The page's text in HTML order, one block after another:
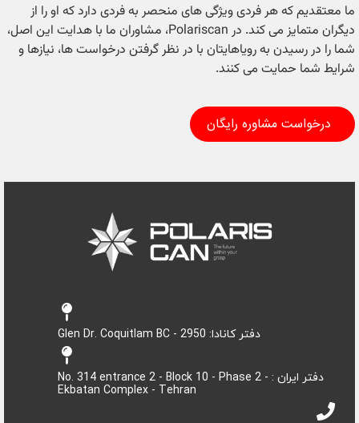
ما معتقدیم که هر فردی ویژگی های منحصر به فردی دارد که او را از
دیگران متمایز می کند. در Polariscan، مشاوران ما با هدایت این اصل،
شما را در رسیدن به رویاهایتان با در نظر گرفتن درخواست ها، نیازها و
شرایط شما حمایت می کنند.
درخواست مشاوره رایگان
دفتر کانادا: 2950 - Glen Dr. Coquitlam BC
دفتر ایران : No. 314 entrance 2 - Block 10 - Phase 2 -
Ekbatan Complex - Tehran